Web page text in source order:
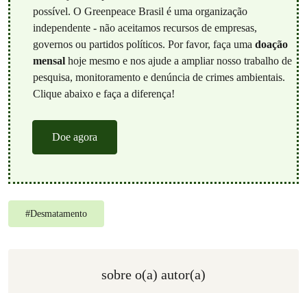
possível. O Greenpeace Brasil é uma organização
independente - não aceitamos recursos de empresas,
governos ou partidos políticos. Por favor, faça uma doação
mensalhoje mesmo e nos ajude a ampliar nosso trabalho de
pesquisa, monitoramento e denúncia de crimes ambientais.
Clique abaixo e faça a diferença!
Doe agora
#Desmatamento
sobre o(a) autor(a)